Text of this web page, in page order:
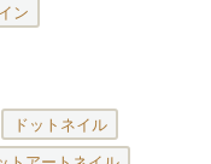
ン
ドットネイル